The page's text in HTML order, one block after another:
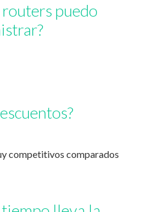
routers puedo
competitivos comparados